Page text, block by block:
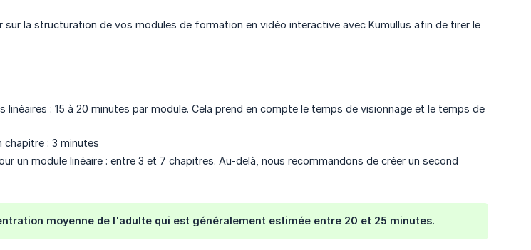
la structuration de vos modules de formation en vidéo interactive avec Kumullus afin de tirer le
linéaires : 15 à 20 minutes par module. Cela prend en compte le temps de visionnage et le temps de
chapitre : 3 minutes
un module linéaire : entre 3 et 7 chapitres. Au-delà, nous recommandons de créer un second
moyenne de l'adulte qui est généralement estimée entre 20 et 25 minutes.